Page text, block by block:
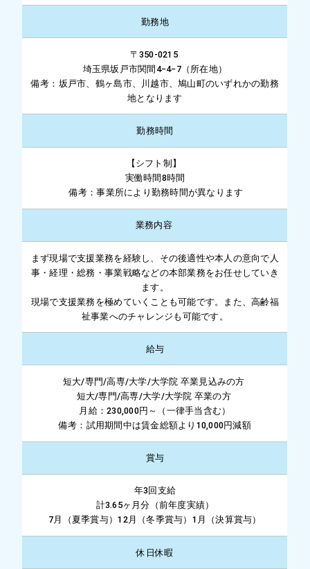
勤務地
〒350-0215
埼玉県坂戸市関間4−4−7（所在地）
備考：坂戸市、鶴ヶ島市、川越市、鳩山町のいずれかの勤務
地となります
勤務時間
【シフト制】
実働時間8時間
備考：事業所により勤務時間が異なります
業務内容
まず現場で支援業務を経験し、その後適性や本人の意向で人
事・経理・総務・事業戦略などの本部業務をお任せしていき
ます。
現場で支援業務を極めていくことも可能です。また、高齢福
祉事業へのチャレンジも可能です。
給与
短大/専門/高専/大学/大学院 卒業見込みの方
短大/専門/高専/大学/大学院 卒業の方
月給：230,000円～（一律手当含む）
備考：試用期間中は賃金総額より10,000円減額
賞与
年3回支給
計3.65ヶ月分（前年度実績）
7月（夏季賞与）12月（冬季賞与）1月（決算賞与）
休日休暇